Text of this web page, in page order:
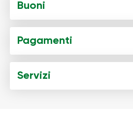
Buoni
Pagamenti
Servizi